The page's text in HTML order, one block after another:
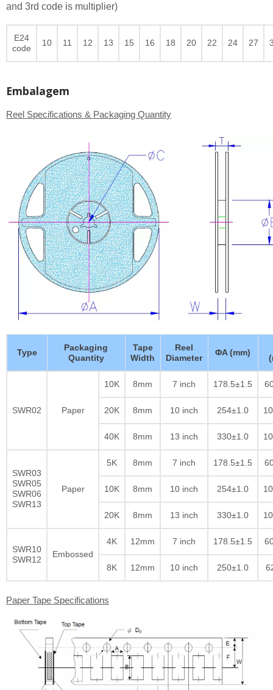
and 3rd code is multiplier)
E24
code
10 11 12 13 15 16 18 20 22 24 27
Embalagem
Reel Specifications & Packaging Quantity
Type
Packaging
Quantity
Tape
Width
Reel
Diameter
ΦA (mm)
SWR02 Paper
10K 8mm 7 inch 178.5±1.5
20K 8mm 10 inch 254±1.0
40K 8mm 13 inch 330±1.0
SWR03
SWR05
SWR06
SWR13
Paper
5K 8mm 7 inch 178.5±1.5
10K 8mm 10 inch 254±1.0
20K 8mm 13 inch 330±1.0
SWR10
SWR12
Embossed
4K 12mm 7 inch 178.5±1.5
8K 12mm 10 inch 250±1.0
Paper Tape Specifications